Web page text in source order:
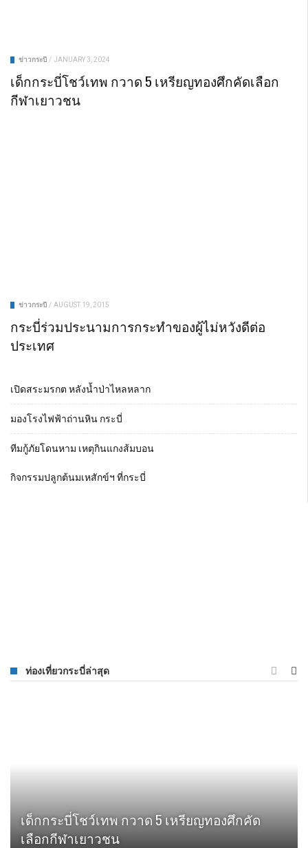
ข่าวกระบี่ / JANUARY 3, 2024
เด็กกระบี่โชว์เทพ กวาด 5 เหรียญทองศึกคัดเลือก
กีฬาเยาวชน
ข่าวกระบี่ / AUGUST 19, 2015
กระบี่ร่วมประนามการกระทำของผู้ไม่หวังดีต่อ
ประเทศ
เปิดสระมรกต หลังน้ำป่าไหลหลาก
มองโรงไฟฟ้าถ่านหิน กระบี่
ทีมกู้ภัยโดนหาม เหตุกินแกงส้มบอน
กิจกรรมปลูกต้นมเหสักข์ฯ ที่กระบี่
ท่องเที่ยวกระบี่ล่าสุด
เด็กกระบี่โชว์เทพ กวาด 5 เหรียญทองศึกคัด
เลือกกีฬาเยาวชน